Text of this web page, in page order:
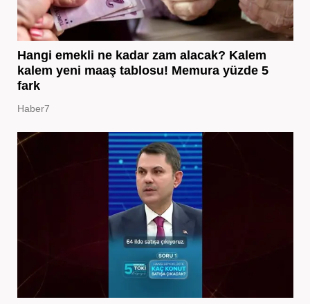
Hangi emekli ne kadar zam alacak? Kalem
kalem yeni maaş tablosu! Memura yüzde 5
fark
Haber7